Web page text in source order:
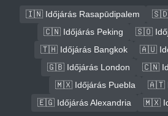
🇮🇳 Időjárás Rasapūdipalem
🇸🇩
🇨🇳 Időjárás Peking
🇸🇴
🇹🇭 Időjárás Bangkok
🇦🇺
🇬🇧 Időjárás London
🇨🇳
🇲🇽 Időjárás Puebla
🇦🇹
🇪🇬 Időjárás Alexandria
🇲🇽